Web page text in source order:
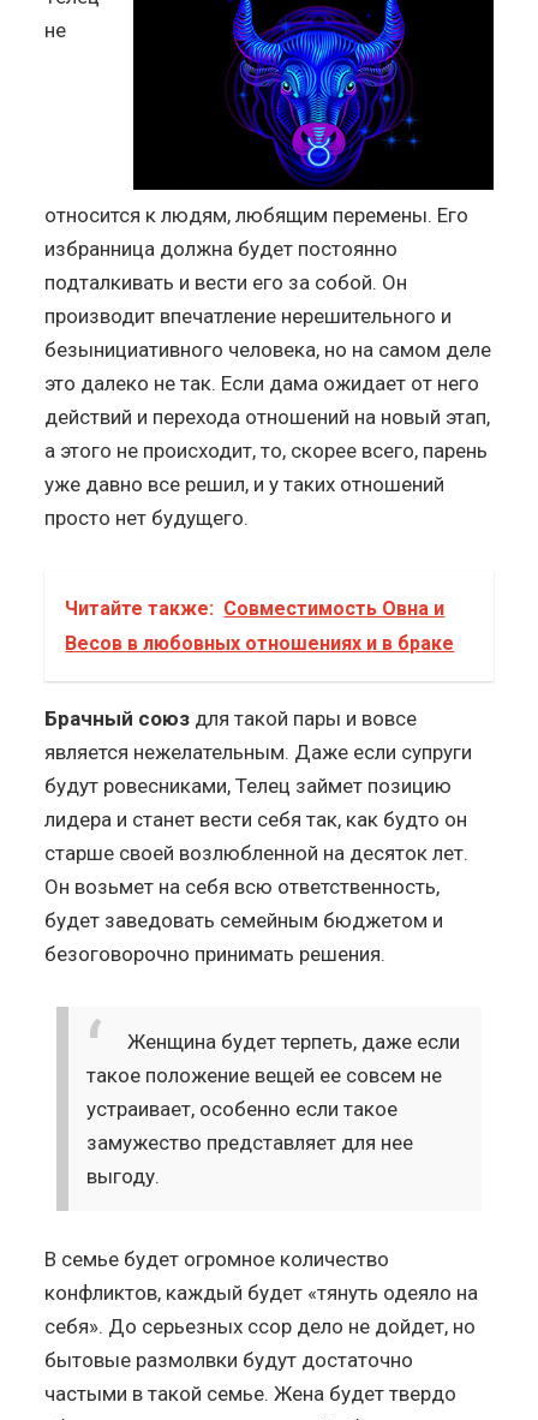
не
относится к людям, любящим перемены. Его
избранница должна будет постоянно
подталкивать и вести его за собой. Он
производит впечатление нерешительного и
безынициативного человека, но на самом деле
это далеко не так. Если дама ожидает от него
действий и перехода отношений на новый этап,
а этого не происходит, то, скорее всего, парень
уже давно все решил, и у таких отношений
просто нет будущего.
Читайте также: Совместимость Овна и
Весов в любовных отношениях и в браке
Брачный союз для такой пары и вовсе
является нежелательным. Даже если супруги
будут ровесниками, Телец займет позицию
лидера и станет вести себя так, как будто он
старше своей возлюбленной на десяток лет.
Он возьмет на себя всю ответственность,
будет заведовать семейным бюджетом и
безоговорочно принимать решения.
Женщина будет терпеть, даже если
такое положение вещей ее совсем не
устраивает, особенно если такое
замужество представляет для нее
выгоду.
В семье будет огромное количество
конфликтов, каждый будет «тянуть одеяло на
себя». До серьезных ссор дело не дойдет, но
бытовые размолвки будут достаточно
частыми в такой семье. Жена будет твердо